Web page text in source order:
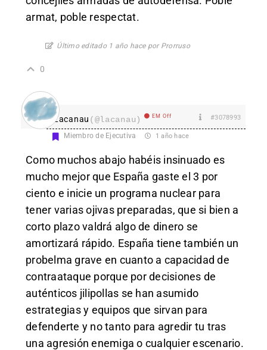
armat, poble respectat.
Último editado 1 año hace por Prorruso
0
Lacanau (@lacanau) EM Off #3078993
Miembro de Ejecutiva 1 año hace
Como muchos abajo habéis insinuado es
mucho mejor que España gaste el 3 por
ciento e inicie un programa nuclear para
tener varias ojivas preparadas, que si bien a
corto plazo valdrá algo de dinero se
amortizará rápido. España tiene también un
probelma grave en cuanto a capacidad de
contraataque porque por decisiones de
auténticos jilipollas se han asumido
estrategias y equipos que sirvan para
defenderte y no tanto para agredir tu tras
una agresión enemiga o cualquier escenario.